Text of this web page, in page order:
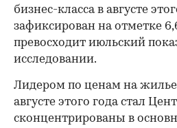
бизнес-класса в августе
зафиксирован на отметке
превосходит июльский
исследовании.
Лидером по ценам на жилье
августе этого года стал
сконцентрированы в